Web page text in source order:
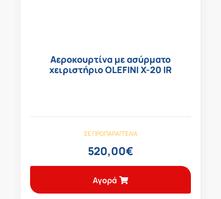
Αεροκουρτίνα με ασύρματο
χειριστήριο OLEFINI X-20 IR
ΣΕ ΠΡΟΠΑΡΑΓΓΕΛΊΑ
520,00€
Αγορά